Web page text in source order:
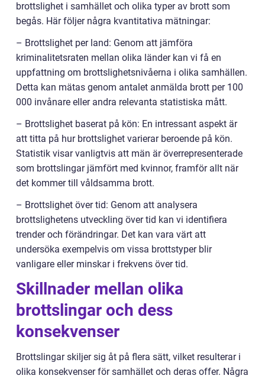
brottslighet i samhället och olika typer av brott som
begås. Här följer några kvantitativa mätningar:
– Brottslighet per land: Genom att jämföra
kriminalitetsraten mellan olika länder kan vi få en
uppfattning om brottslighetsnivåerna i olika samhällen.
Detta kan mätas genom antalet anmälda brott per 100
000 invånare eller andra relevanta statistiska mått.
– Brottslighet baserat på kön: En intressant aspekt är
att titta på hur brottslighet varierar beroende på kön.
Statistik visar vanligtvis att män är överrepresenterade
som brottslingar jämfört med kvinnor, framför allt när
det kommer till våldsamma brott.
– Brottslighet över tid: Genom att analysera
brottslighetens utveckling över tid kan vi identifiera
trender och förändringar. Det kan vara värt att
undersöka exempelvis om vissa brottstyper blir
vanligare eller minskar i frekvens över tid.
Skillnader mellan olika
brottslingar och dess
konsekvenser
Brottslingar skiljer sig åt på flera sätt, vilket resulterar i
olika konsekvenser för samhället och deras offer. Några